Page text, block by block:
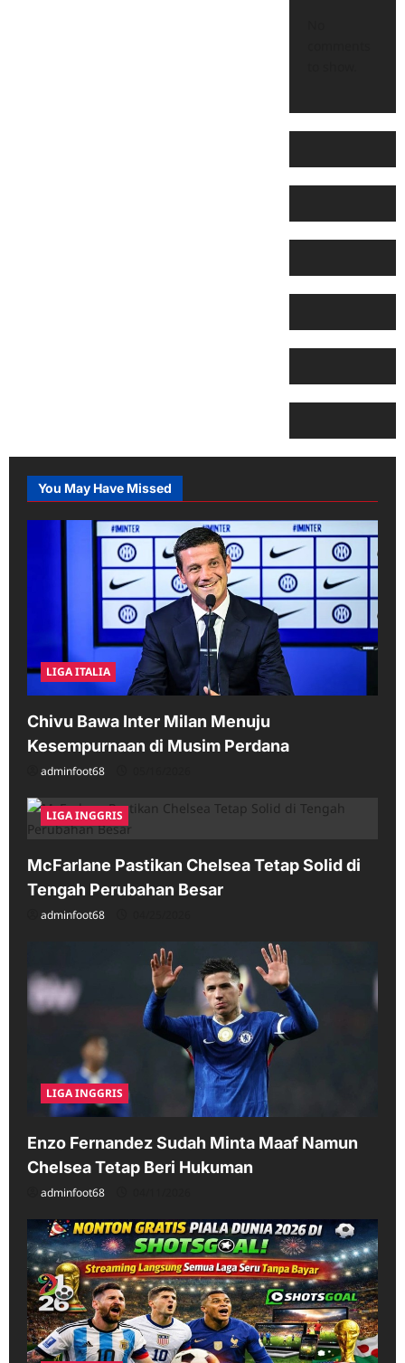
You May Have Missed
LIGA ITALIA
Chivu Bawa Inter Milan Menuju
Kesempurnaan di Musim Perdana
adminfoot68
LIGA INGGRIS
McFarlane Pastikan Chelsea Tetap Solid di
Tengah Perubahan Besar
adminfoot68
LIGA INGGRIS
Enzo Fernandez Sudah Minta Maaf Namun
Chelsea Tetap Beri Hukuman
adminfoot68